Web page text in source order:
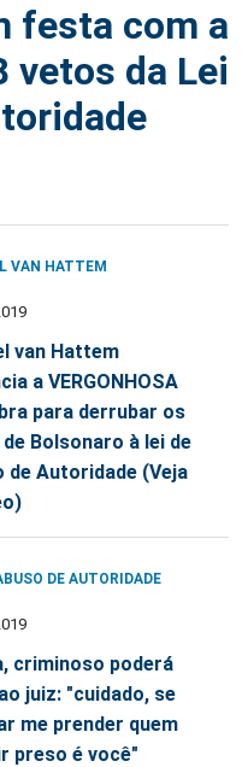
festa com a
vetos da Lei
VAN HATTEM
van Hattem
a VERGONHOSA
para derrubar os
Bolsonaro à lei de
de Autoridade (Veja
DE AUTORIDADE
criminoso poderá
juiz: "cuidado, se
me prender quem
preso é você"